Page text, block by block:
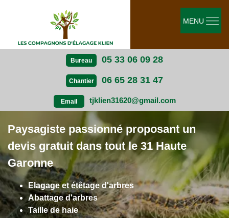
Bureau 05 33 06 09 28
Chantier 06 65 28 31 47
Email tjklien31620@gmail.com
MENU
Paysagiste passionné proposant un
devis gratuit dans tout le 31 Haute
Garonne
Elagage et étêtage d'arbres
Abattage d'arbres
Taille de haie